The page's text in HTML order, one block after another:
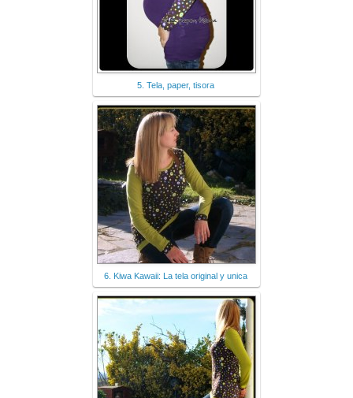
5. Tela, paper, tisora
6. Kiwa Kawaii: La tela original y unica